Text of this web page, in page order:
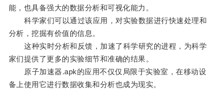
能，也具备强大的数据分析和可视化能力。
科学家们可以通过该应用，对实验数据进行快速处理和
分析，挖掘有价值的信息。
这种实时分析和反馈，加速了科学研究的进程，为科学
家们提供了更多的实验细节和准确的结果。
原子加速器.apk的应用不仅仅局限于实验室，在移动设
备上使用它进行数据收集和分析也成为现实。